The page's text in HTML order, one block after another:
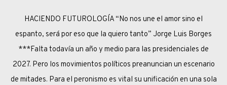
PRESIDENCIALES
DE
2027
HACIENDO FUTUROLOGÍA “No nos une el amor sino el
espanto, será por eso que la quiero tanto” Jorge Luis Borges
***Falta todavía un año y medio para las presidenciales de
2027. Pero los movimientos políticos preanuncian un escenario
de mitades. Para el peronismo es vital su unificación en una sola